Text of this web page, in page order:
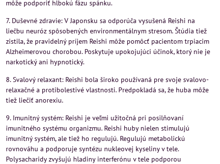
môže podporiť hlbokú fázu spánku.
7. Duševné zdravie: V Japonsku sa odporúča vysušená Reishi na
liečbu neuróz spôsobených environmentálnym stresom. Štúdia tiež
zistila, že pravidelný príjem Reishi môže pomôcť pacientom trpiacim
Alzheimerovou chorobou. Poskytuje upokojujúci účinok, ktorý nie je
narkotický ani hypnotický.
8. Svalový relaxant: Reishi bola široko používaná pre svoje svalovo-
relaxačné a protibolestivé vlastnosti. Predpokladá sa, že huba môže
tiež liečiť anorexiu.
9. Imunitný systém: Reishi je veľmi užitočná pri posilňovaní
imunitného systému organizmu. Reishi huby nielen stimulujú
imunitný systém, ale tiež ho regulujú. Regulujú metabolickú
rovnováhu a podporuje syntézu nukleovej kyseliny v tele.
Polysacharidy zvyšujú hladiny interferónu v tele podporou